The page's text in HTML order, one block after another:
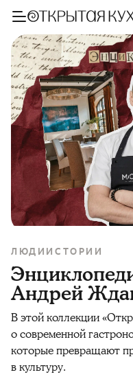
ЛЮДИ ИСТОРИИ
Андрей
В этой коллекции
о современной
которые превращают
в культуру.